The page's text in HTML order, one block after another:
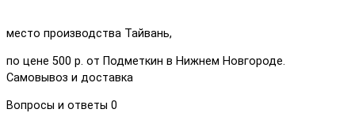
место производства Тайвань,
по цене 500 р. от Подметкин в Нижнем Новгороде.
Самовывоз и доставка
Вопросы и ответы 0